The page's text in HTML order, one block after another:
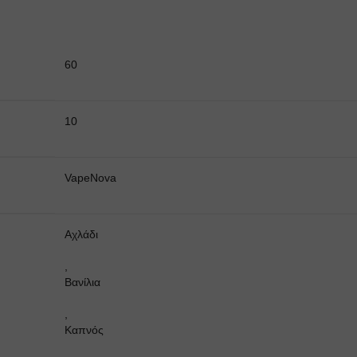
60
10
VapeNova
Αχλάδι
Βανίλια
Καπνός